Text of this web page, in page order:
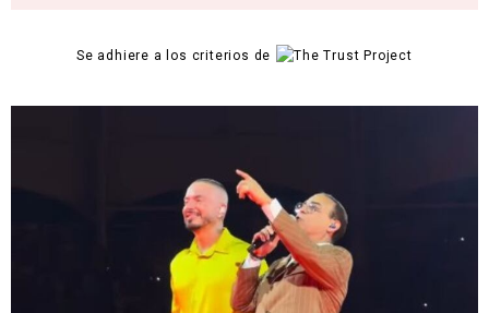
Se adhiere a los criterios de